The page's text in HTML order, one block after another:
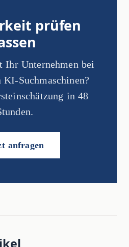
prüfen
Ihr Unternehmen bei
Suchmaschinen?
in 48
anfragen